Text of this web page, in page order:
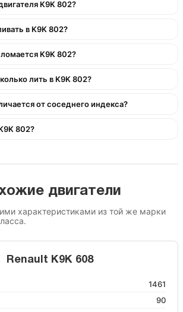
K9K 802?
в K9K 802?
K9K 802?
лить в K9K 802?
от соседнего индекса?
802?
двигатели
характеристиками из той же марки
Renault K9K 608
1461
90